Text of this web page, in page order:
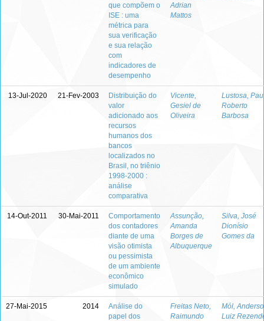
que compõem o
ISE : uma
métrica para
sua verificação
e sua relação
com
indicadores de
desempenho
Adrian
Mattos
13-Jul-2020 21-Fev-2003
Distribuição do
valor
adicionado aos
recursos
humanos dos
bancos
localizados no
Brasil, no triênio
1998-2000 :
análise
comparativa
Vicente,
Gesiel de
Oliveira
Lustosa,
Roberto
Barbosa
14-Out-2011 30-Mai-2011
Comportamento
dos contadores
diante de uma
visão otimista
ou pessimista
de um ambiente
econômico
simulado
Assunção,
Amanda
Borges de
Albuquerque
Silva, José
Dionísio
Gomes da
27-Mai-2015 2014
Análise do
papel dos
Freitas Neto,
Raimundo
Mól,
Luiz